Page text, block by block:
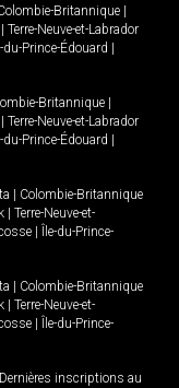
Britannique
Terre-Neuve-et-Labrador
du-Prince-Édouard
Britannique
Terre-Neuve-et-Labrador
du-Prince-Édouard
Colombie-Britannique
Terre-Neuve-et-
Île-du-Prince-
Colombie-Britannique
Terre-Neuve-et-
Île-du-Prince-
Dernières inscriptions au